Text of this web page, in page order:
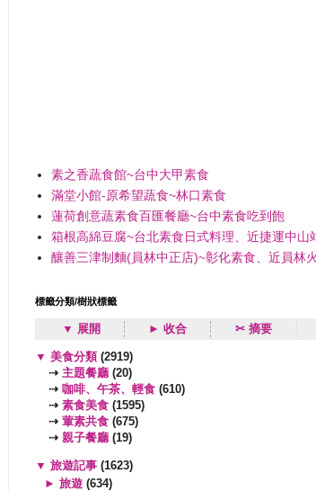
素之香蔬食館~台中大甲素食
滿堂小館-原希望蔬食~林口素食
蓮荷創意蔬素食百匯餐廳~台中素食吃到飽
箱根高綿豆腐~台北素食日式料理、近捷運中山
釀善三津制麵(員林中正店)~彰化素食、近員林
標籤分類/樹狀標籤
▼ 展開 ► 收合 ✂ 摘要
▼ 美食分類 (2919)
⇢ 主題餐廳 (20)
⇢ 咖啡、午茶、輕食 (610)
⇢ 素食美食 (1595)
⇢ 葷素共食 (675)
⇢ 親子餐廳 (19)
▼ 旅遊記事 (1623)
► 旅遊 (634)